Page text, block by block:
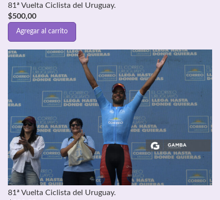
81ª Vuelta Ciclista del Uruguay.
$500,00
Agregar al carrito
81ª Vuelta Ciclista del Uruguay.